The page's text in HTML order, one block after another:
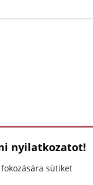
nyilatkozatot!
sütiket
Y
o
Hatvani kapu tér 4.